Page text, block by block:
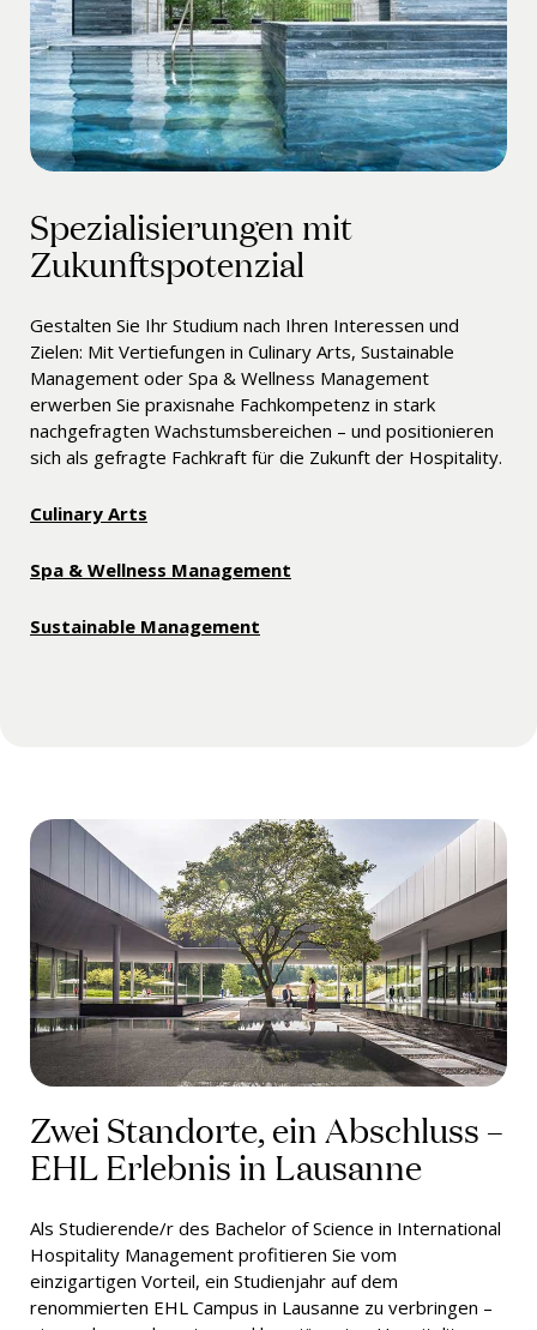
Spezialisierungen mit
Zukunftspotenzial
Gestalten Sie Ihr Studium nach Ihren Interessen und
Zielen: Mit Vertiefungen in Culinary Arts, Sustainable
Management oder Spa & Wellness Management
erwerben Sie praxisnahe Fachkompetenz in stark
nachgefragten Wachstumsbereichen – und positionieren
sich als gefragte Fachkraft für die Zukunft der Hospitality.
Culinary Arts
Spa & Wellness Management
Sustainable Management
Zwei Standorte, ein Abschluss –
EHL Erlebnis in Lausanne
Als Studierende/r des Bachelor of Science in International
Hospitality Management profitieren Sie vom
einzigartigen Vorteil, ein Studienjahr auf dem
renommierten EHL Campus in Lausanne zu verbringen –